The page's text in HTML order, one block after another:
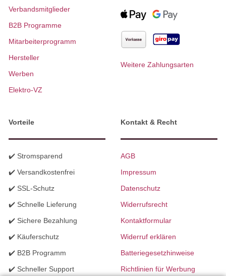
Verbandsmitglieder
B2B Programme
Mitarbeiterprogramm
Hersteller
Werben
Elektro-VZ
Weitere Zahlungsarten
Vorteile
✔️ Stromsparend
✔️ Versandkostenfrei
✔️ SSL-Schutz
✔️ Schnelle Lieferung
✔️ Sichere Bezahlung
✔️ Käuferschutz
✔️ B2B Programm
✔️ Schneller Support
Kontakt & Recht
AGB
Impressum
Datenschutz
Widerrufsrecht
Kontaktformular
Widerruf erklären
Batteriegesetzhinweise
Richtlinien für Werbung